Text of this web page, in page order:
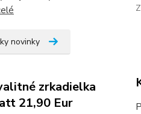
novinky
zrkadielka
21,90 Eur